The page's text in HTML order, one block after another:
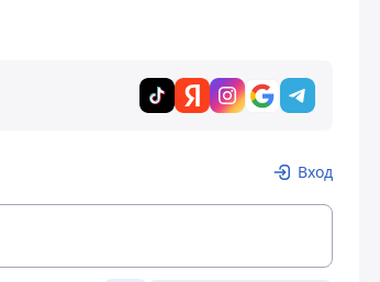
Вход